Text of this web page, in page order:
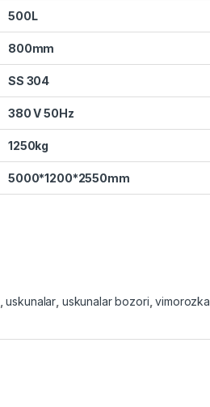
500L
800mm
SS 304
380 V 50Hz
1250kg
5000*1200*2550mm
,uskunalar uskunalar bozori ,vimorozka